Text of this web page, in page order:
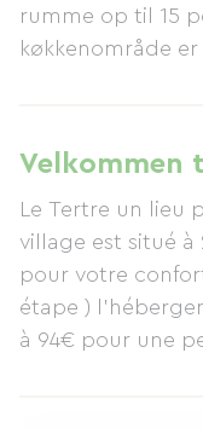
rumme op til 15
køkkenområde
på maksimalt 30
opbevaring og
er en vandhane
nyde haven med
perfekt til
morgenmad. I
Velkommen
Le Tertre un lieu
village est situé
pour votre confort nous proposons (
étape )
à 94€ pour une